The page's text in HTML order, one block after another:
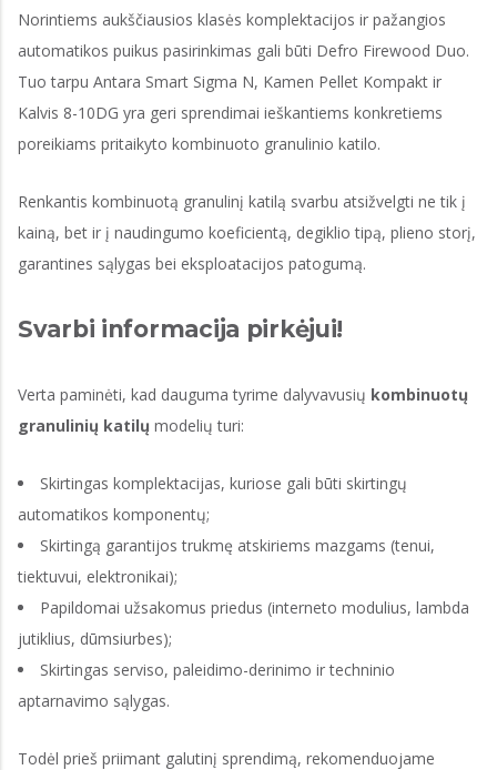
Norintiems aukščiausios klasės komplektacijos ir pažangios
automatikos puikus pasirinkimas gali būti Defro Firewood Duo.
Tuo tarpu Antara Smart Sigma N, Kamen Pellet Kompakt ir
Kalvis 8-10DG yra geri sprendimai ieškantiems konkretiems
poreikiams pritaikyto kombinuoto granulinio katilo.
Renkantis kombinuotą granulinį katilą svarbu atsižvelgti ne tik į
kainą, bet ir į naudingumo koeficientą, degiklio tipą, plieno storį,
garantines sąlygas bei eksploatacijos patogumą.
Svarbi informacija pirkėjui!
Verta paminėti, kad dauguma tyrime dalyvavusių kombinuotų
granulinių katilų modelių turi:
Skirtingas komplektacijas, kuriose gali būti skirtingų
automatikos komponentų;
Skirtingą garantijos trukmę atskiriems mazgams (tenui,
tiektuvui, elektronikai);
Papildomai užsakomus priedus (interneto modulius, lambda
jutiklius, dūmsiurbes);
Skirtingas serviso, paleidimo-derinimo ir techninio
aptarnavimo sąlygas.
Todėl prieš priimant galutinį sprendimą, rekomenduojame